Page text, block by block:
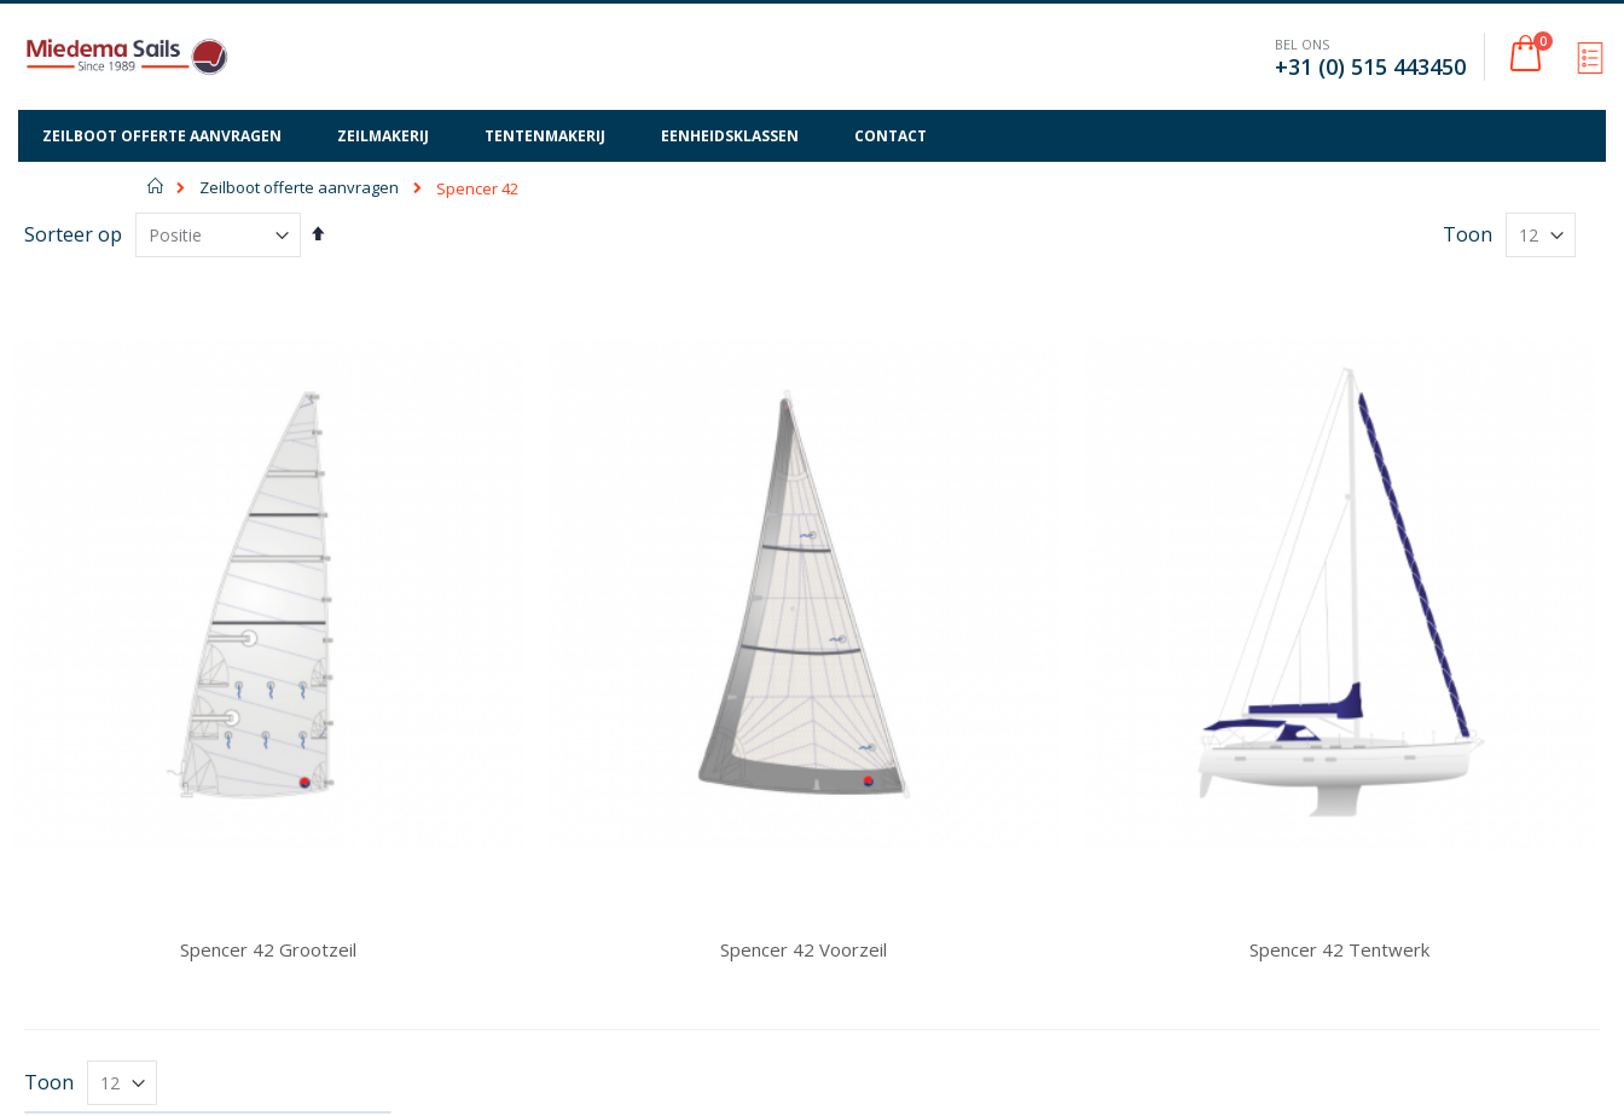
Cart
0
BEL ONS
+31 (0) 515 443450
ZEILBOOT OFFERTE AANVRAGEN ZEILMAKERIJ TENTENMAKERIJ EENHEIDSKLASSEN CONTACT
Home
Zeilboot offerte aanvragen Spencer 42
Sorteer op
Van
Toon
Spencer 42 Grootzeil Spencer 42 Voorzeil Spencer 42 Tentwerk
Toon